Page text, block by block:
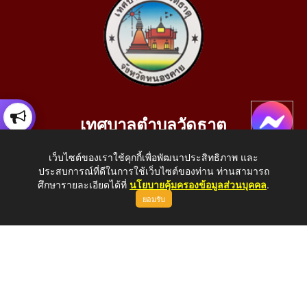
เทศบาลตำบลวัดธาตุ
อ.เมือง จ.หนองคาย 43000
โทรศัพท์: 042-414758 โทรสาร: 042-414759
E-Mail: saraban_05430110@dla.go.th
เว็บไซต์ของเราใช้คุกกี้เพื่อพัฒนาประสิทธิภาพ และ
ประสบการณ์ที่ดีในการใช้เว็บไซต์ของท่าน ท่านสามารถ
ศึกษารายละเอียดได้ที่ นโยบายคุ้มครองข้อมูลส่วนบุคคล.
ยอมรับ